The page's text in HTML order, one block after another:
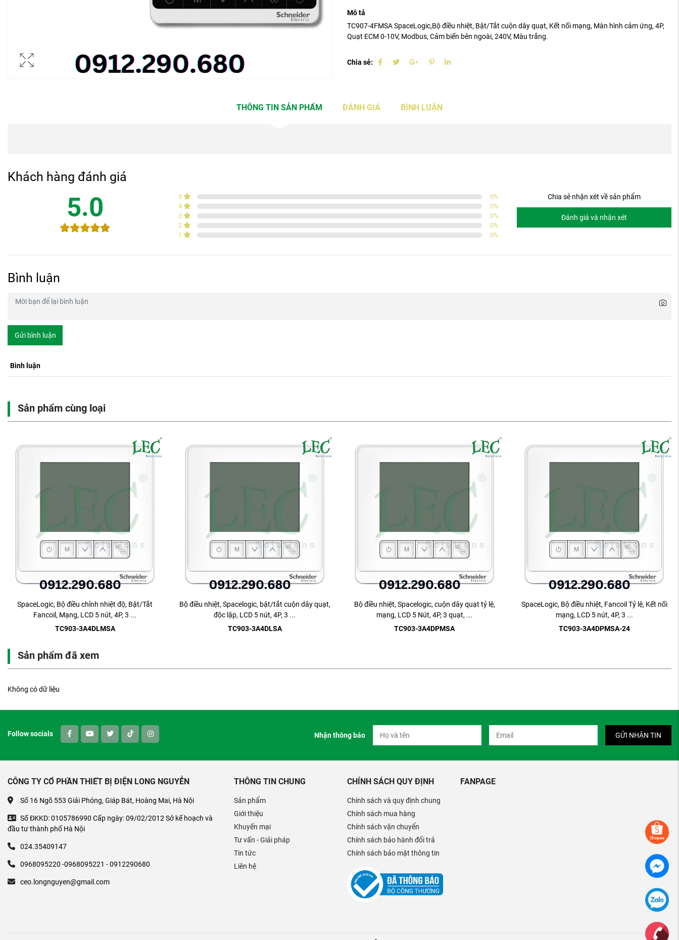
Mô tả
TC907-4FMSA SpaceLogic,Bộ điều nhiệt, Bật/Tắt cuộn dây quạt, Kết nối mạng, Màn hình cảm ứng, 4P,
Quạt ECM 0-10V, Modbus, Cảm biến bên ngoài, 240V, Màu trắng.
Chia sẻ:
THÔNG TIN SẢN PHẨM ĐÁNH GIÁ BÌNH LUẬN
Khách hàng đánh giá
5.0 5 0%
4
0%
3
0%
2
0%
1
0%
Chia sẻ nhận xét về sản phẩm
Đánh giá và nhận xét
Bình luận
Gửi bình luận
Bình luận
Sản phẩm cùng loại
SpaceLogic, Bộ điều chỉnh nhiệt độ, Bật/Tắt
Fancoil, Mạng, LCD 5 nút, 4P, 3 ...
TC903-3A4DLMSA
Bộ điều nhiệt, Spacelogic, bật/tắt cuộn dây quạt,
độc lập, LCD 5 nút, 4P, 3 ...
TC903-3A4DLSA
Bộ điều nhiệt, Spacelogic, cuộn dây quạt tỷ lệ,
mạng, LCD 5 Nút, 4P, 3 quạt, ...
TC903-3A4DPMSA
SpaceLogic, Bộ điều nhiệt, Fancoil Tỷ lệ, Kết nối
mạng, LCD 5 nút, 4P, 3 ...
TC903-3A4DPMSA-24
Sản phẩm đã xem
Không có dữ liệu
Follow socials Nhận thông báo GỬI NHẬN TIN
CÔNG TY CỔ PHẦN THIẾT BỊ ĐIỆN LONG NGUYỄN
Số 16 Ngõ 553 Giải Phóng, Giáp Bát, Hoàng Mai, Hà Nội
Số ĐKKD: 0105786990 Cấp ngày: 09/02/2012 Sở kế hoạch và
đầu tư thành phố Hà Nội
024.35409147
0968095220 -0968095221 - 0912290680
ceo.longnguyen@gmail.com
THÔNG TIN CHUNG
Sản phẩm
Giới thiệu
Khuyến mại
Tư vấn - Giải pháp
Tin tức
Liên hệ
CHÍNH SÁCH QUY ĐỊNH
Chính sách và quy định chung
Chính sách mua hàng
Chính sách vận chuyển
Chính sách bảo hành đổi trả
Chính sách bảo mật thông tin
FANPAGE